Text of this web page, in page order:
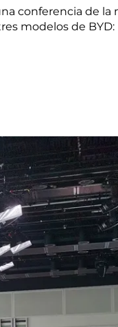
conferencia de la
modelos de BYD: